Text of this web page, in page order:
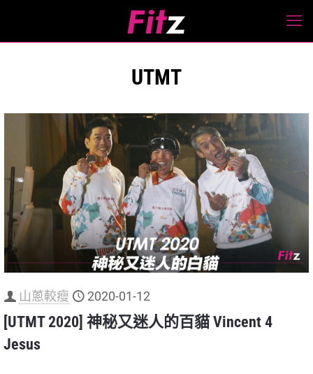
UTMT
山蔥較瘦 2020-01-12
[UTMT 2020] 神秘又迷人的百貓 Vincent 4
Jesus